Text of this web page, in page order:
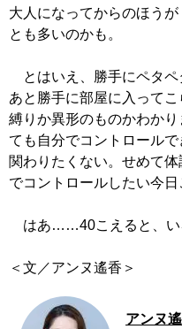
大人になってからのほう
とも多いのかも。
とはいえ、勝手にペタペ
あと勝手に部屋に入って
縛りか異形のものかわか
ても自分でコントロール
関わりたくない。せめて
でコントロールしたい今日
はあ……40こえると、い
＜文／アンヌ遙香＞
アンヌ